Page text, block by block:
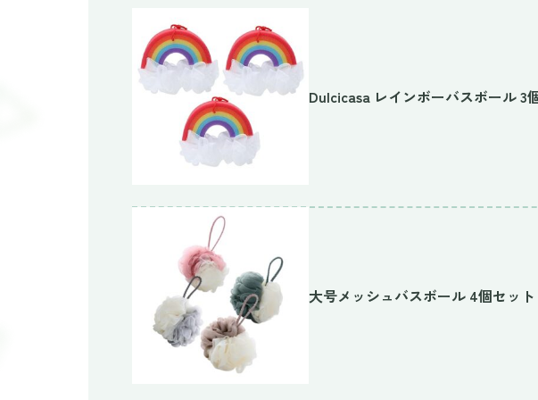
Dulcicasa レインボーバスボール 3
大号メッシュバスボール 4個セット